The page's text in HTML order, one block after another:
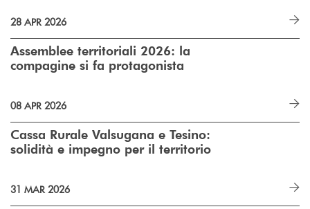
28 APR 2026
Assemblee territoriali 2026: la
compagine si fa protagonista
08 APR 2026
Cassa Rurale Valsugana e Tesino:
solidità e impegno per il territorio
31 MAR 2026